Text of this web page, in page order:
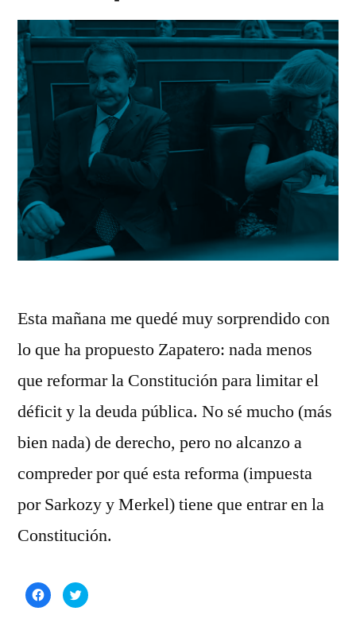
Esta mañana me quedé muy sorprendido con
lo que ha propuesto Zapatero: nada menos
que reformar la Constitución para limitar el
déficit y la deuda pública. No sé mucho (más
bien nada) de derecho, pero no alcanzo a
compreder por qué esta reforma (impuesta
por Sarkozy y Merkel) tiene que entrar en la
Constitución.
Haz
clic
Haz
clic